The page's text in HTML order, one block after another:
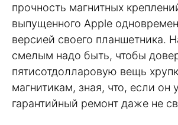
прочность магнитных
выпущенного Apple
версией своего планшетника.
смелым надо быть, чтобы
пятисотдолларовую вещь
магнитикам, зная, что, если он
гарантийный ремонт даже не